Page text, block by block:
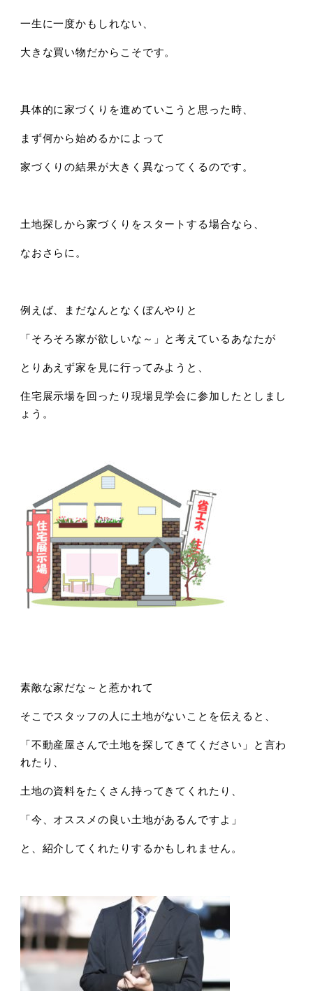
一生に一度かもしれない、
大きな買い物だからこそです。
具体的に家づくりを進めていこうと思った時、
まず何から始めるかによって
家づくりの結果が大きく異なってくるのです。
土地探しから家づくりをスタートする場合なら、
なおさらに。
例えば、まだなんとなくぼんやりと
「そろそろ家が欲しいな～」と考えているあなたが
とりあえず家を見に行ってみようと、
住宅展示場を回ったり現場見学会に参加したとしまし
ょう。
素敵な家だな～と惹かれて
そこでスタッフの人に土地がないことを伝えると、
「不動産屋さんで土地を探してきてください」と言わ
れたり、
土地の資料をたくさん持ってきてくれたり、
「今、オススメの良い土地があるんですよ」
と、紹介してくれたりするかもしれません。